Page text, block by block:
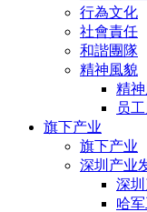
行為文化
社會責任
和諧團隊
精神風貌
精
员
旗下产业
旗下产业
深圳产业
深
哈